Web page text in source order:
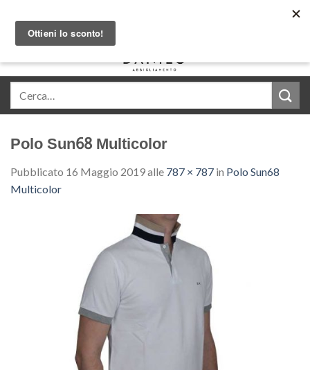
content
Polo Sun68 Multicolor
Pubblicato 16 Maggio 2019alle 787 × 787 in Polo Sun68
Multicolor